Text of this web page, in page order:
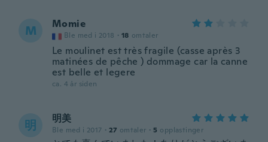
M Momie
Ble med i 2018 · 18 omtaler
Le moulinet est très fragile (casse après 3
matinées de pêche ) dommage car la canne
est belle et legere
ca. 4 år siden
明 明美
Ble med i 2017 · 27 omtaler · 5 opplastinger